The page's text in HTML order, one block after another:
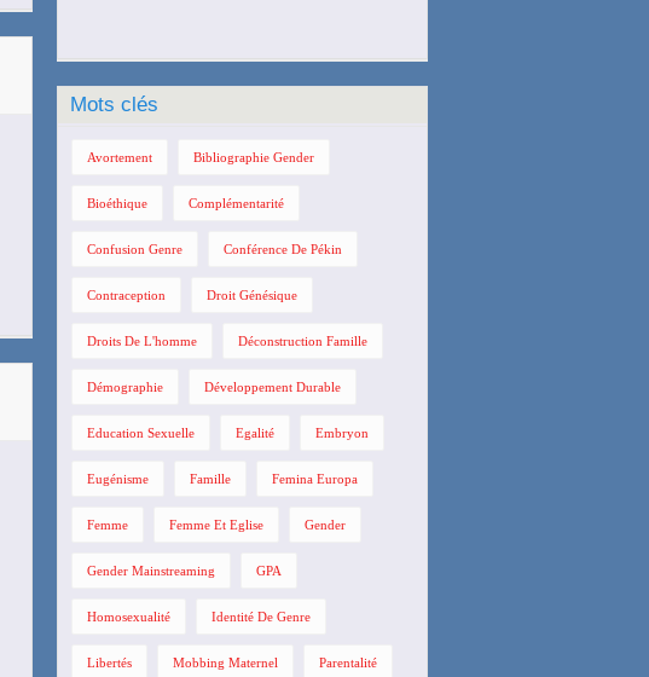
Mots clés
Avortement Bibliographie Gender
Bioéthique Complémentarité
Confusion Genre Conférence De Pékin
Contraception Droit Génésique
Droits De L'homme Déconstruction Famille
Démographie Développement Durable
Education Sexuelle Egalité Embryon
Eugénisme Famille Femina Europa
Femme Femme Et Eglise Gender
Gender Mainstreaming GPA
Homosexualité Identité De Genre
Libertés Mobbing Maternel Parentalité